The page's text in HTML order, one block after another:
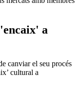
a
canviar el seu procés
cultural a